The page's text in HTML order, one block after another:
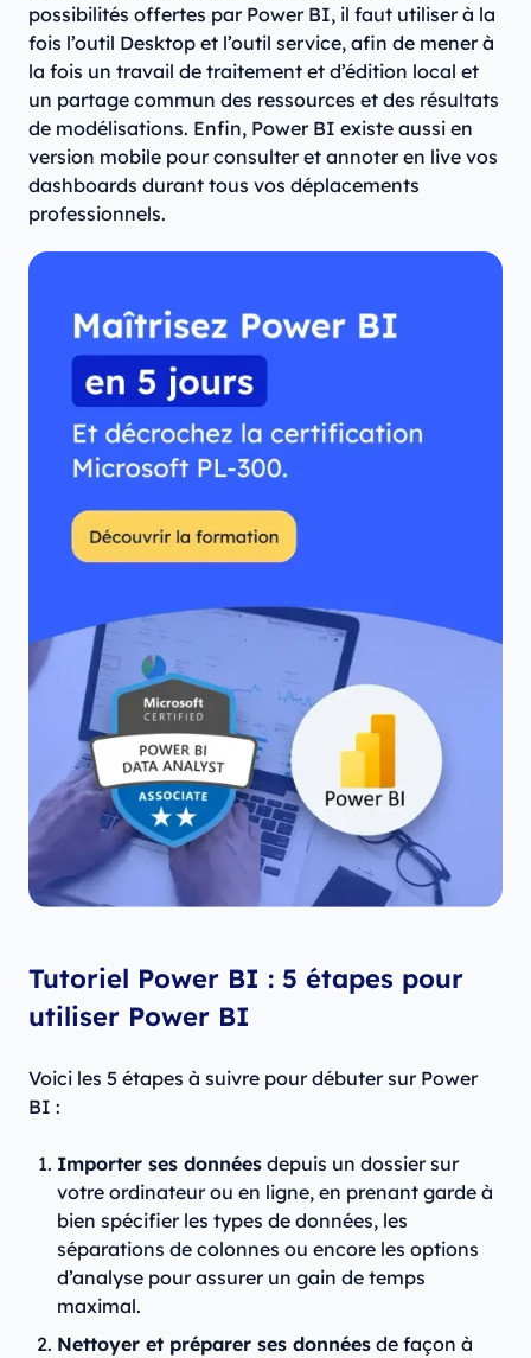
possibilités offertes par Power BI, il faut utiliser à la
fois l’outil Desktop et l’outil service, afin de mener à
la fois un travail de traitement et d’édition local et
un partage commun des ressources et des résultats
de modélisations. Enfin, Power BI existe aussi en
version mobile pour consulter et annoter en live vos
dashboards durant tous vos déplacements
professionnels.
Tutoriel Power BI : 5 étapes pour
utiliser Power BI
Voici les 5 étapes à suivre pour débuter sur Power
BI :
Importer ses données depuis un dossier sur
votre ordinateur ou en ligne, en prenant garde à
bien spécifier les types de données, les
séparations de colonnes ou encore les options
d’analyse pour assurer un gain de temps
maximal.
Nettoyer et préparer ses données de façon à